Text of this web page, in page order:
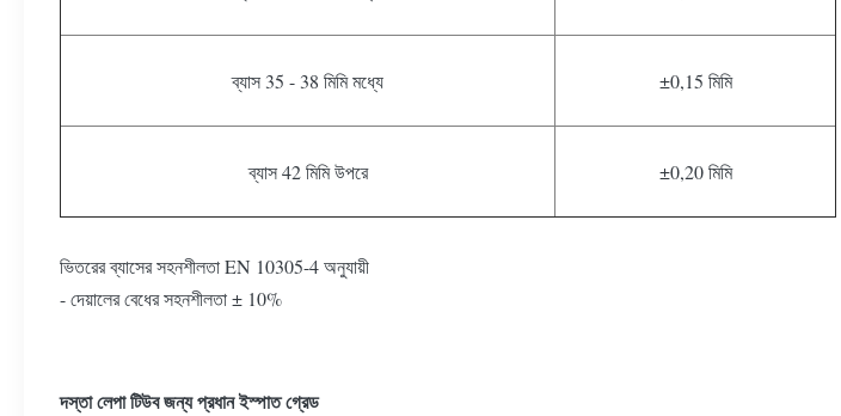
ব্যাস 35 - 38 মিমি মধ্যে ±0,15 মিমি
ব্যাস 42 মিমি উপরে ±0,20 মিমি
ভিতরের ব্যাসের সহনশীলতা EN 10305-4 অনুযায়ী
- দেয়ালের বেধের সহনশীলতা ± 10%
দস্তা লেপা টিউব জন্য প্রধান ইস্পাত গ্রেড